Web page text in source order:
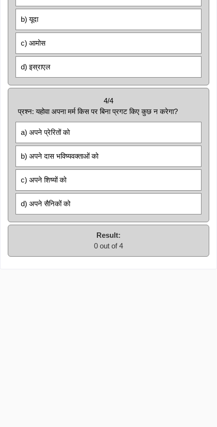
b) यूदा
c) आमोस
d) इस्राएल
4/4
प्रश्न: यहोवा अपना मर्म किस पर बिना प्रगट किए कुछ न करेगा?
a) अपने प्रेरितों को
b) अपने दास भविष्यवक्ताओं को
c) अपने शिष्यों को
d) अपने सैनिकों को
Result:
0 out of 4